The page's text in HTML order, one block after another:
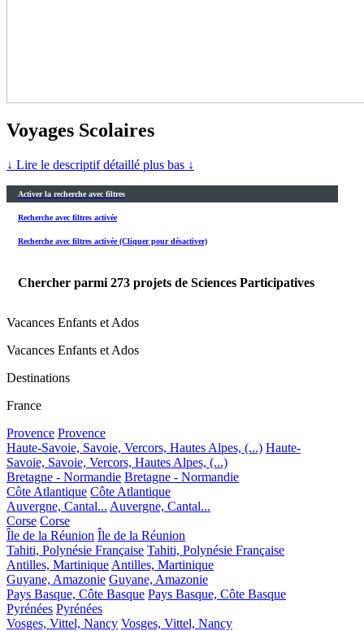
Voyages Scolaires
↓ Lire le descriptif détaillé plus bas ↓
Activer la recherche avec filtres
Recherche avec filtres activée
Recherche avec filtres activée (Cliquer pour désactiver)
Chercher parmi 273 projets de Sciences Participatives
Vacances Enfants et Ados
Vacances Enfants et Ados
Destinations
France
Provence Provence
Haute-Savoie, Savoie, Vercors, Hautes Alpes, (...) Haute-
Savoie, Savoie, Vercors, Hautes Alpes, (...)
Bretagne - Normandie Bretagne - Normandie
Côte Atlantique Côte Atlantique
Auvergne, Cantal... Auvergne, Cantal...
Corse Corse
Île de la Réunion Île de la Réunion
Tahiti, Polynésie Française Tahiti, Polynésie Française
Antilles, Martinique Antilles, Martinique
Guyane, Amazonie Guyane, Amazonie
Pays Basque, Côte Basque Pays Basque, Côte Basque
Pyrénées Pyrénées
Vosges, Vittel, Nancy Vosges, Vittel, Nancy